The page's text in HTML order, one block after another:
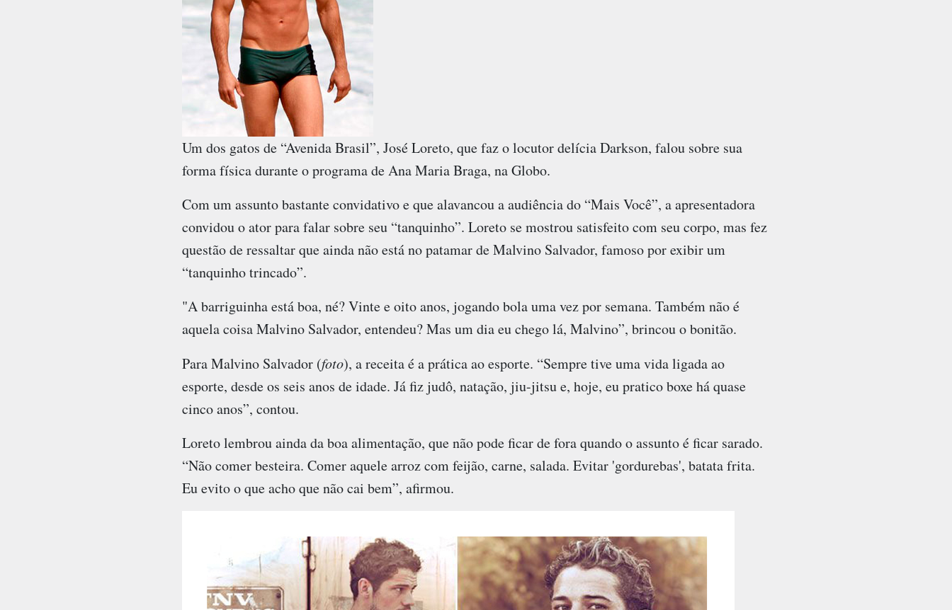
Um dos gatos de “Avenida Brasil”, José Loreto, que faz o locutor delícia Darkson, falou sobre sua
forma física durante o programa de Ana Maria Braga, na Globo.
Com um assunto bastante convidativo e que alavancou a audiência do “Mais Você”, a apresentadora
convidou o ator para falar sobre seu “tanquinho”. Loreto se mostrou satisfeito com seu corpo, mas fez
questão de ressaltar que ainda não está no patamar de Malvino Salvador, famoso por exibir um
“tanquinho trincado”.
"A barriguinha está boa, né? Vinte e oito anos, jogando bola uma vez por semana. Também não é
aquela coisa Malvino Salvador, entendeu? Mas um dia eu chego lá, Malvino”, brincou o bonitão.
Para Malvino Salvador (foto), a receita é a prática ao esporte. “Sempre tive uma vida ligada ao
esporte, desde os seis anos de idade. Já fiz judô, natação, jiu-jitsu e, hoje, eu pratico boxe há quase
cinco anos”, contou.
Loreto lembrou ainda da boa alimentação, que não pode ficar de fora quando o assunto é ficar sarado.
“Não comer besteira. Comer aquele arroz com feijão, carne, salada. Evitar 'gordurebas', batata frita.
Eu evito o que acho que não cai bem”, afirmou.